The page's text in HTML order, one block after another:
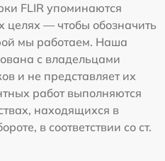
FLIR упоминаются
— чтобы обозначить
мы работаем. Наша
с владельцами
и не представляет их
работ выполняются
находящихся в
в соответствии со ст.